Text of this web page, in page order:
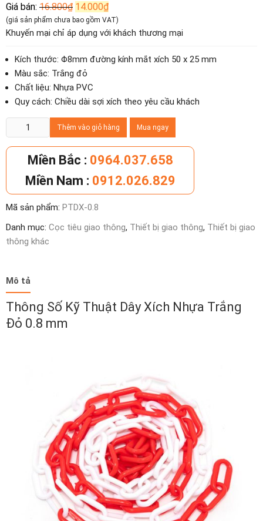
Giá bán: 16.800₫ Giá
gốc
là:
16.800₫.
14.000₫Giá
hiện
tại
là:
(giá sản phẩm chưa bao gồm VAT)
Khuyến mại chỉ áp dụng với khách thương mại
Kích thước: Φ8mm đường kính mắt xích 50 x 25 mm
Màu sắc: Trắng đỏ
Chất liệu: Nhựa PVC
Quy cách: Chiều dài sợi xích theo yêu cầu khách
xích
nhựa
0.8
mm
số
lượng
Thêm vào giỏ hàng Mua ngay
Miền Bắc : 0964.037.658
Miền Nam : 0912.026.829
Mã sản phẩm: PTDX-0.8
Danh mục: Cọc tiêu giao thông, Thiết bị giao thông, Thiết bị giao
thông khác
Mô tả
Thông Số Kỹ Thuật Dây Xích Nhựa Trắng
Đỏ 0.8 mm